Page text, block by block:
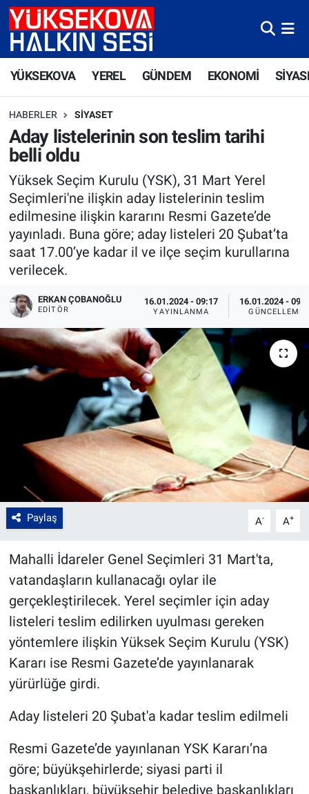
YÜKSEKOVA YEREL GÜNDEM EKONOMİ
HABERLER SIYASET
Aday listelerinin son teslim tarihi
belli oldu
Yüksek Seçim Kurulu (YSK), 31 Mart Yerel
Seçimleri'ne ilişkin aday listelerinin teslim
edilmesine ilişkin kararını Resmi Gazete’de
yayınladı. Buna göre; aday listeleri 20 Şubat’ta
saat 17.00’ye kadar il ve ilçe seçim kurullarına
verilecek.
ERKAN ÇOBANOĞLU
EDITÖR
16.01.2024 - 09:17
YAYINLANMA
16.01.2024 -
GÜNCELLEME
Paylaş A- A+
Mahalli İdareler Genel Seçimleri 31 Mart'ta,
vatandaşların kullanacağı oylar ile
gerçekleştirilecek. Yerel seçimler için aday
listeleri teslim edilirken uyulması gereken
yöntemlere ilişkin Yüksek Seçim Kurulu (YSK)
Kararı ise Resmi Gazete’de yayınlanarak
yürürlüğe girdi.
Aday listeleri 20 Şubat'a kadar teslim edilmeli
Resmi Gazete’de yayınlanan YSK Kararı’na
göre; büyükşehirlerde; siyasi parti il
başkanlıkları, büyükşehir belediye başkanlıkları
Yüksekova Nöbetçi Eczaneler
Yüksekova Trafik Yoğunluk Haritası
Süper Lig Puan Durumu ve Fikstür
Tüm Manşetler
Son Dakika Haberleri
Haber Arşivi